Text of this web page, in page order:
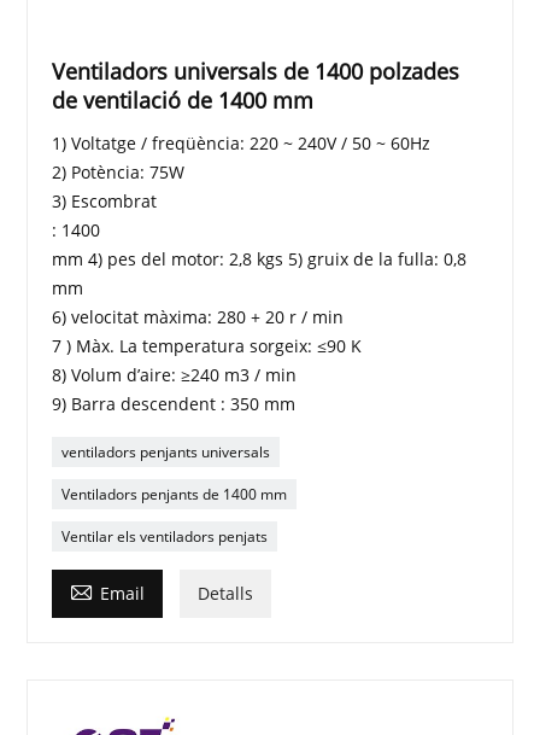
Ventiladors universals de 1400 polzades
de ventilació de 1400 mm
1) Voltatge / freqüència: 220 ~ 240V / 50 ~ 60Hz
2) Potència: 75W
3) Escombrat
: 1400
mm 4) pes del motor: 2,8 kgs 5) gruix de la fulla: 0,8
mm
6) velocitat màxima: 280 + 20 r / min
7 ) Màx. La temperatura sorgeix: ≤90 K
8) Volum d’aire: ≥240 m3 / min
9) Barra descendent : 350 mm
ventiladors penjants universals
Ventiladors penjants de 1400 mm
Ventilar els ventiladors penjats
 Email Detalls